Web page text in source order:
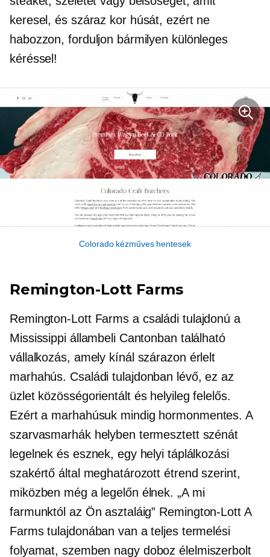
keresel, és száraz korhúsát, ezért ne
habozzon, forduljon bármilyen különleges
kéréssel!
Colorado kézműves hentesek
Remington-Lott Farms
Remington-LottFarms a családi tulajdonú a
Mississippi állambeli Cantonban található
vállalkozás, amely kínál szárazon érlelt
marhahús. Családi tulajdonban lévő, ez az
üzlet közösségorientáltés helyileg felelős.
Ezért a marhahúsuk mindig hormonmentes. A
szarvasmarhák helyben termesztett szénát
legelnek és esznek, egy helyi táplálkozási
szakértő által meghatározott étrend szerint,
miközben még a legelőn élnek. „A mi
farmunktól az Ön asztaláig” Remington-LottA
Farms tulajdonában van a teljes termelési
folyamat, szemben nagy doboz élelmiszerbolt